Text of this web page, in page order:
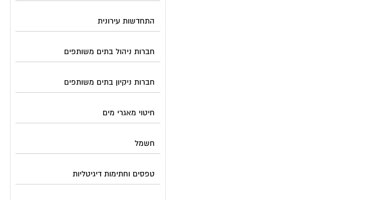
התחדשות עירונית
חברות ניהול בתים משותפים
חברות ניקיון בתים משותפים
חיטוי מאגרי מים
חשמל
טפסים וחתימות דיגיטליות